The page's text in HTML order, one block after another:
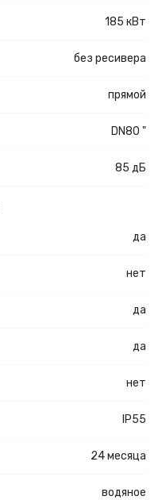
185 кВт
без ресивера
прямой
DN80 "
85 дБ
да
нет
да
да
нет
IP55
24 месяца
водяное